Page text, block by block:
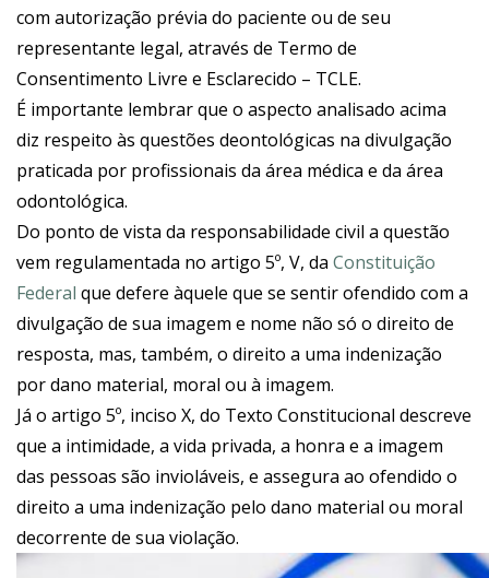
com autorização prévia do paciente ou de seu
representante legal, através de Termo de
Consentimento Livre e Esclarecido – TCLE.
É importante lembrar que o aspecto analisado acima
diz respeito às questões deontológicas na divulgação
praticada por profissionais da área médica e da área
odontológica.
Do ponto de vista da responsabilidade civil a questão
vem regulamentada no artigo 5º, V, da Constituição
Federal que defere àquele que se sentir ofendido com a
divulgação de sua imagem e nome não só o direito de
resposta, mas, também, o direito a uma indenização
por dano material, moral ou à imagem.
Já o artigo 5º, inciso X, do Texto Constitucional descreve
que a intimidade, a vida privada, a honra e a imagem
das pessoas são invioláveis, e assegura ao ofendido o
direito a uma indenização pelo dano material ou moral
decorrente de sua violação.